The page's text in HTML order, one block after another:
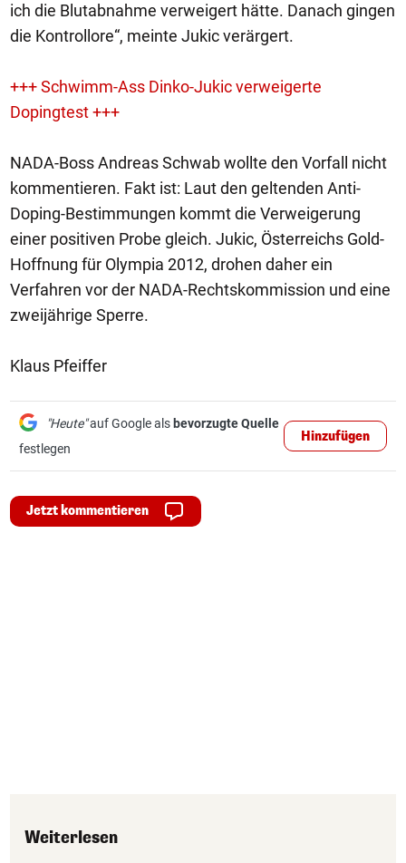
ich die Blutabnahme verweigert hätte. Danach gingen
die Kontrollore“, meinte Jukic verärgert.
+++ Schwimm-Ass Dinko-Jukic verweigerte
Dopingtest +++
NADA-Boss Andreas Schwab wollte den Vorfall nicht
kommentieren. Fakt ist: Laut den geltenden Anti-
Doping-Bestimmungen kommt die Verweigerung
einer positiven Probe gleich. Jukic, Österreichs Gold-
Hoffnung für Olympia 2012, drohen daher ein
Verfahren vor der NADA-Rechtskommission und eine
zweijährige Sperre.
Klaus Pfeiffer
"Heute"auf Google als bevorzugte Quelle
festlegen
Hinzufügen
Jetzt kommentieren
Weiterlesen